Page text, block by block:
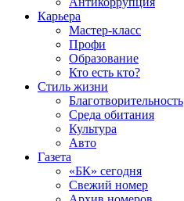
Карьера
Мастер-класс
Профи
Образование
Кто есть кто?
Стиль жизни
Благотворительность
Среда обитания
Культура
Авто
Газета
«БК» сегодня
Свежий номер